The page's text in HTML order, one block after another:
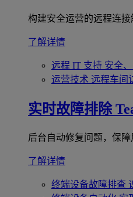
构建安全运营的远程连接
了解详情
远程 IT 支持 安全
运营技术 远程车间
实时故障排除
后台自动修复问题，保障
了解详情
终端设备故障排查